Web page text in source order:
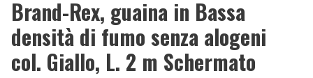
Brand-Rex, guaina in Bassa
densità di fumo senza alogeni
col. Giallo, L. 2 m Schermato